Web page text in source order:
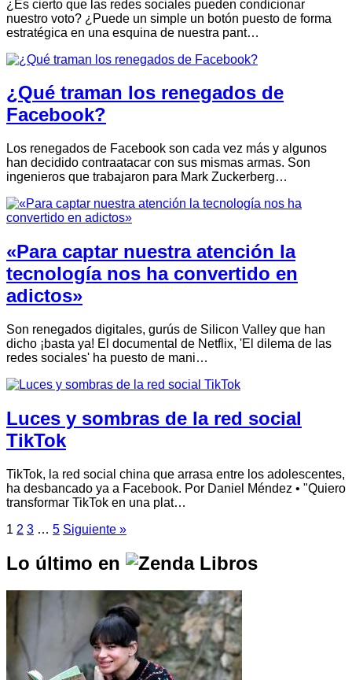
¿Es cierto que las redes sociales pueden condicionar
nuestro voto? ¿Puede un simple un botón puesto de forma
estratégica en una esquina de nuestra pant…
¿Qué traman los renegados de
Facebook?
Los renegados de Facebook son cada vez más y algunos
han decidido contraatacar con sus mismas armas. Son
ingenieros que trabajaron para Mark Zuckerberg…
«Para captar nuestra atención la
tecnología nos ha convertido en
adictos»
Son renegados digitales, gurús de Silicon Valley que han
dicho ¡basta ya! El documental de Netflix, 'El dilema de las
redes sociales' ha puesto de mani…
Luces y sombras de la red social
TikTok
TikTok, la red social china que arrasa entre los adolescentes,
ha desbancado ya a Facebook. Por Daniel Méndez • "Quiero
transformar TikTok en una plat…
1 2 3 … 5 Siguiente »
Lo último en